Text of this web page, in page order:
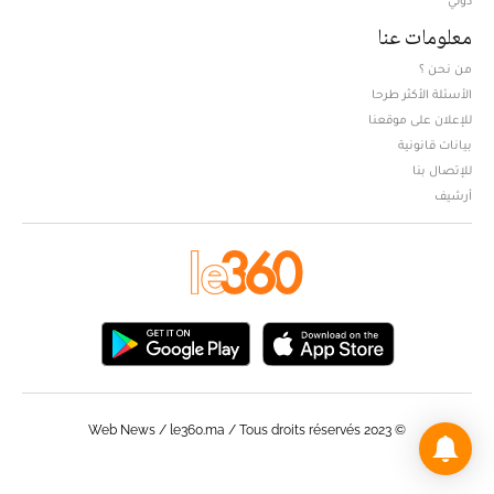
معلومات عنا
من نحن ؟
الأسئلة الأكثر طرحا
للإعلان على موقعنا
بيانات قانونية
للإتصال بنا
أرشيف
© Web News / le360.ma / Tous droits réservés 2023